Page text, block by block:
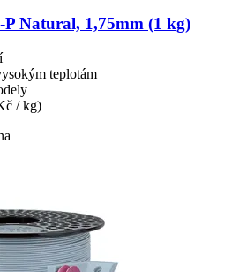
​P Natural, 1,75mm (1 kg)
teplotám
/ kg)